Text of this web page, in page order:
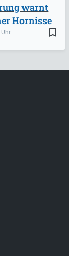
bookmark_border
warnt
Hornisse